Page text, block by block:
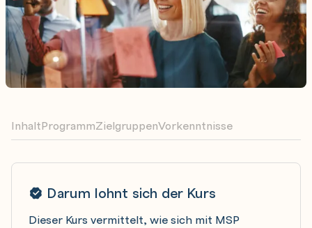
Darum lohnt sich der Kurs
Dieser Kurs vermittelt, wie sich mit MSP
InhaltProgrammZielgruppenVorkenntnisse